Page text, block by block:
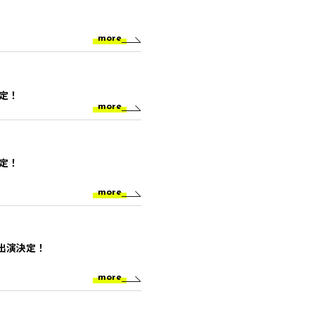
more
！
more
！
more
決定！
more